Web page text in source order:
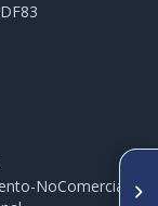
ARTÍCULO
alimentaria en
NoComercial-